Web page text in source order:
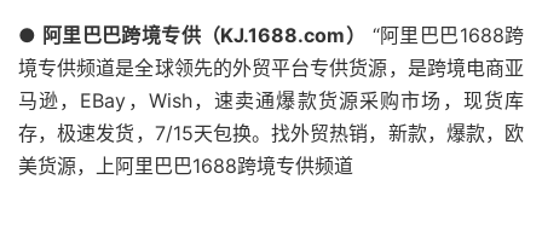
● 阿里巴巴跨境专供（KJ.1688.com）
“阿里巴巴1688跨
境专供频道是全球领先的外贸平台专供货源，是跨境电商亚
马逊，EBay，Wish，速卖通爆款货源采购市场，现货库
存，极速发货，7/15天包换。找外贸热销，新款，爆款，欧
美货源，上阿里巴巴1688跨境专供频道